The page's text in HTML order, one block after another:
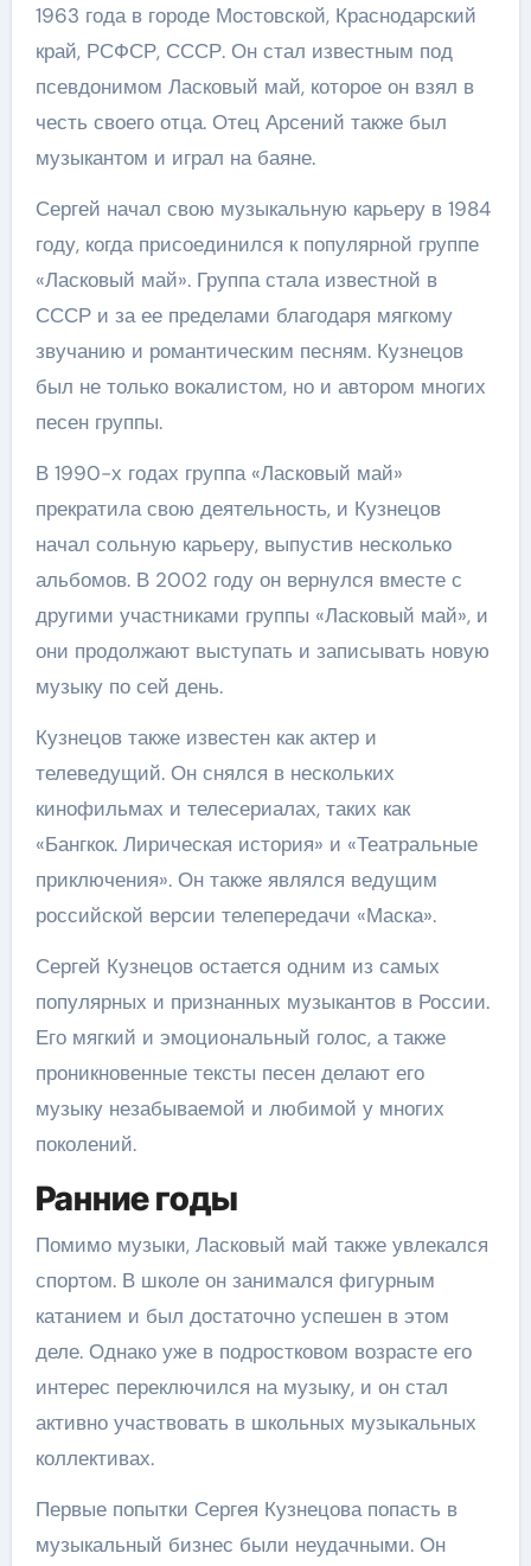
1963 года в городе Мостовской, Краснодарский
край, РСФСР, СССР. Он стал известным под
псевдонимом Ласковый май, которое он взял в
честь своего отца. Отец Арсений также был
музыкантом и играл на баяне.
Сергей начал свою музыкальную карьеру в 1984
году, когда присоединился к популярной группе
«Ласковый май». Группа стала известной в
СССР и за ее пределами благодаря мягкому
звучанию и романтическим песням. Кузнецов
был не только вокалистом, но и автором многих
песен группы.
В 1990-х годах группа «Ласковый май»
прекратила свою деятельность, и Кузнецов
начал сольную карьеру, выпустив несколько
альбомов. В 2002 году он вернулся вместе с
другими участниками группы «Ласковый май», и
они продолжают выступать и записывать новую
музыку по сей день.
Кузнецов также известен как актер и
телеведущий. Он снялся в нескольких
кинофильмах и телесериалах, таких как
«Бангкок. Лирическая история» и «Театральные
приключения». Он также являлся ведущим
российской версии телепередачи «Маска».
Сергей Кузнецов остается одним из самых
популярных и признанных музыкантов в России.
Его мягкий и эмоциональный голос, а также
проникновенные тексты песен делают его
музыку незабываемой и любимой у многих
поколений.
Ранние годы
Помимо музыки, Ласковый май также увлекался
спортом. В школе он занимался фигурным
катанием и был достаточно успешен в этом
деле. Однако уже в подростковом возрасте его
интерес переключился на музыку, и он стал
активно участвовать в школьных музыкальных
коллективах.
Первые попытки Сергея Кузнецова попасть в
музыкальный бизнес были неудачными. Он